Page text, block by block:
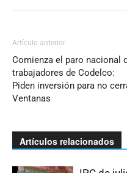
Artículo anterior
Comienza el paro nacional
trabajadores de Codelco:
Piden inversión para no
Ventanas
Artículos relacionados